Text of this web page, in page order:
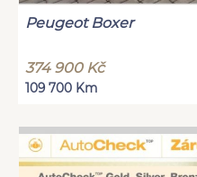
Peugeot Boxer
374 900 Kč
109 700 Km